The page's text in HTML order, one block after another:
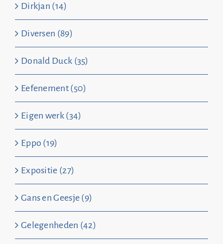
Dirkjan (14)
Diversen (89)
Donald Duck (35)
Eefenement (50)
Eigen werk (34)
Eppo (19)
Expositie (27)
Gans en Geesje (9)
Gelegenheden (42)